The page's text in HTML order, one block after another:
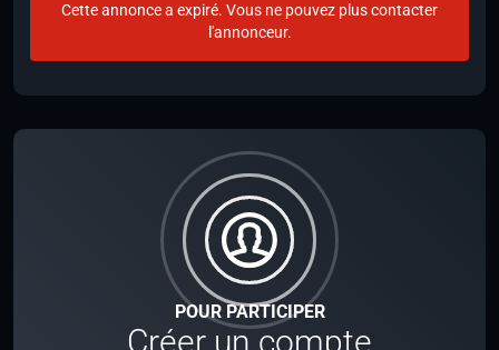
POUR PARTICIPER
Créer un compte
Cette annonce a expiré. Vous ne pouvez plus contacter
l'annonceur.